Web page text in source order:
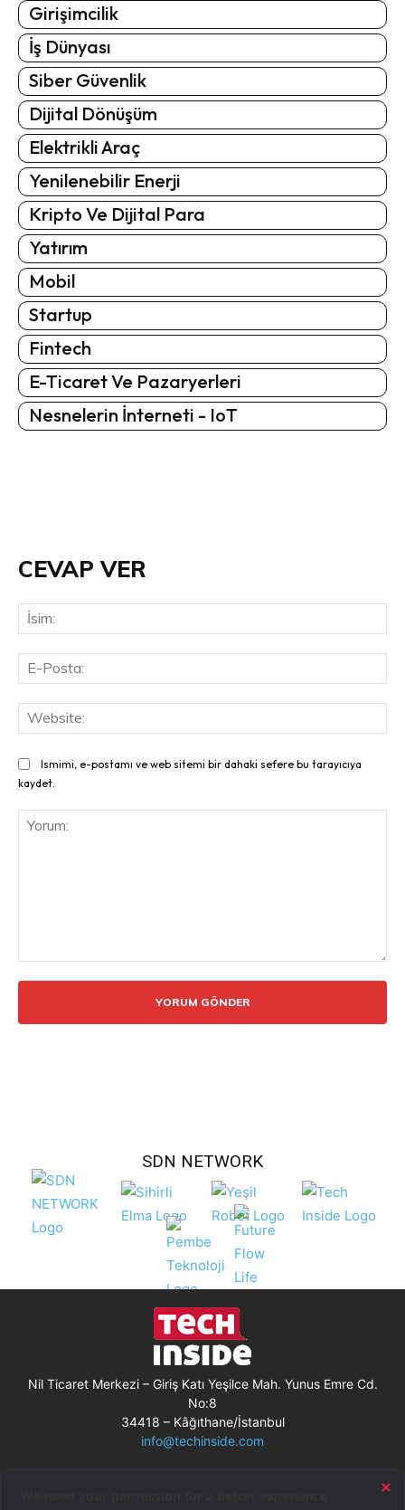
Girişimcilik
İş Dünyası
Siber Güvenlik
Dijital Dönüşüm
Elektrikli Araç
Yenilenebilir Enerji
Kripto Ve Dijital Para
Yatırım
Mobil
Startup
Fintech
E-Ticaret Ve Pazaryerleri
Nesnelerin İnterneti - IoT
CEVAP VER
Ismimi, e-postamı ve web sitemi bir dahaki sefere bu tarayıcıya
kaydet.
SDN NETWORK
Nil Ticaret Merkezi – Giriş Katı Yeşilce Mah. Yunus Emre Cd.
No:8
34418 – Kâğıthane/İstanbul
info@techinside.com